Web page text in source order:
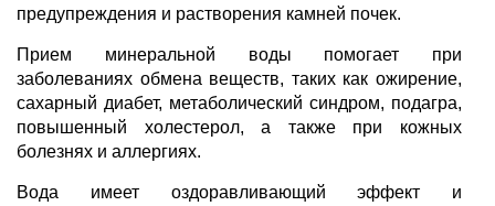
предупреждения и растворения камней почек.
Прием минеральной воды помогает при
заболеваниях обмена веществ, таких как ожирение,
сахарный диабет, метаболический синдром, подагра,
повышенный холестерол, а также при кожных
болезнях и аллергиях.
Вода имеет оздоравливающий эффект и